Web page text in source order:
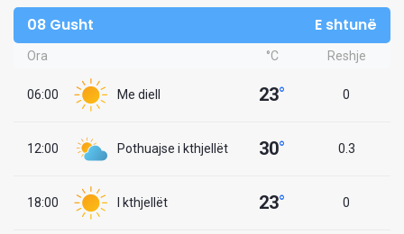
08 Gusht E shtunë
Ora °C Reshje
06:00 Me diell 23° 0
12:00 Pothuajse i kthjellët 30° 0.3
18:00 I kthjellët 23° 0